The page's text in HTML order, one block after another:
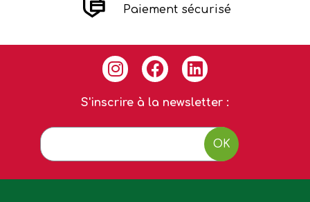
Paiement sécurisé
S'inscrire à la newsletter :
OK